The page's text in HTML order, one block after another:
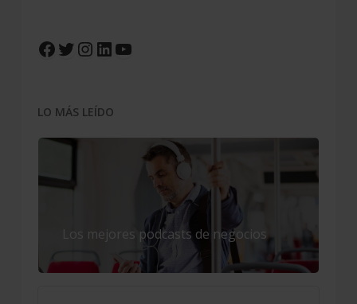
Facebook
Twitter
Instagram
LinkedIn
YouTube
LO MÁS LEÍDO
Los mejores podcasts de negocios